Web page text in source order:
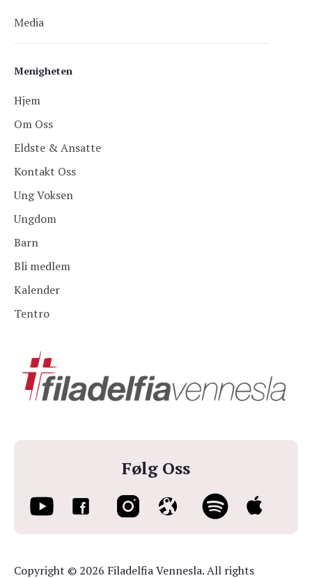
Følg Oss
Menigheten
Hjem
Om Oss
Eldste & Ansatte
Kontakt Oss
Ung Voksen
Ungdom
Barn
Bli medlem
Kalender
Tentro
Media
Copyright © 2026 Filadelfia Vennesla. All rights